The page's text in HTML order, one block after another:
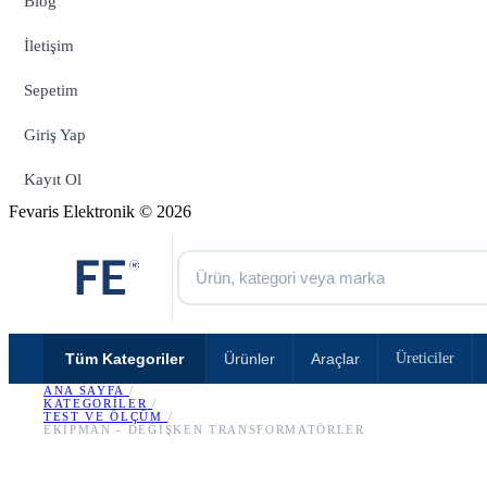
İletişim
Sepetim
Giriş Yap
Kayıt Ol
Fevaris Elektronik © 2026
Tüm Kategoriler Ürünler Araçlar Üreticiler
ANA SAYFA /
KATEGORILER /
TEST VE ÖLÇÜM /
EKIPMAN - DEĞIŞKEN TRANSFORMATÖRLER